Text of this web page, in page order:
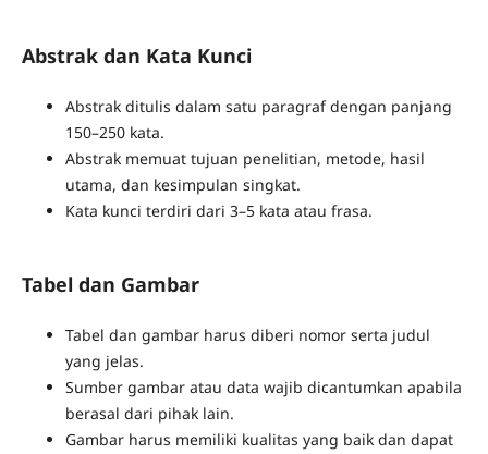
Abstrak dan Kata Kunci
Abstrak ditulis dalam satu paragraf dengan panjang
150–250 kata.
Abstrak memuat tujuan penelitian, metode, hasil
utama, dan kesimpulan singkat.
Kata kunci terdiri dari 3–5 kata atau frasa.
Tabel dan Gambar
Tabel dan gambar harus diberi nomor serta judul
yang jelas.
Sumber gambar atau data wajib dicantumkan apabila
berasal dari pihak lain.
Gambar harus memiliki kualitas yang baik dan dapat